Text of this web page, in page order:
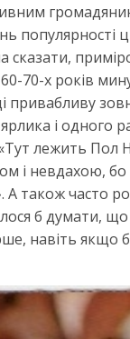
популярності
сказати,
70-х років
ярлика і одного
«Тут лежить Пол
і невдахою, бо
А також часто
б думати, що
навіть якщо